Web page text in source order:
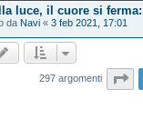
luce, il cuore si
da Navi « 3 feb 2021, 17:01
297 argomenti